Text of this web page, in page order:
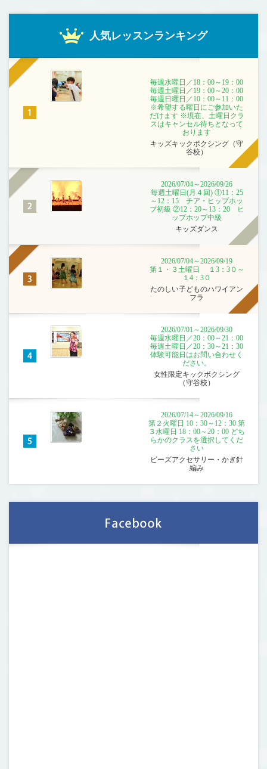
人気レッスンランキング
毎週水曜日／18：00～19：00
毎週土曜日／19：00～20：00
毎週日曜日／10：00～11：00
※希望する曜日にご参加いた
だけます ※現在、土曜日クラ
スはキャンセル待ちとなって
おります
キッズキックボクシング（守
谷校）
2026/07/04～2026/09/26
毎週土曜日(月４回) ①11：25
～12：15 チア・ヒップホッ
プ初級 ②12：20～13：20 ヒ
ップホップ中級
キッズダンス
2026/07/04～2026/09/19
第１・３土曜日 １3：3０～
１4：3０
たのしい子どものハワイアン
フラ
2026/07/01～2026/09/30
毎週水曜日／20：00～21：00
毎週土曜日／20：30～21：30
体験可能日はお問い合わせく
ださい。
女性限定キックボクシング
（守谷校）
2026/07/14～2026/09/16
第２火曜日 10：30～12：30 第
３水曜日 18：00～20：00 どち
らかのクラスを選択してくだ
さい
ビーズアクセサリー・かぎ針
編み